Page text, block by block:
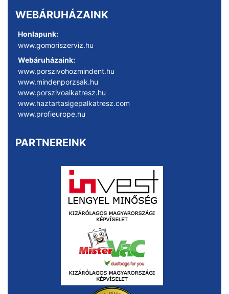
WEBÁRUHÁZAINK
Honlapunk:
www.gomoriszerviz.hu
Webáruházaink:
www.porszivohozmindent.hu
www.mindenporzsak.hu
www.porszivoalkatresz.hu
www.haztartasigepalkatresz.com
www.profieurope.hu
PARTNEREINK